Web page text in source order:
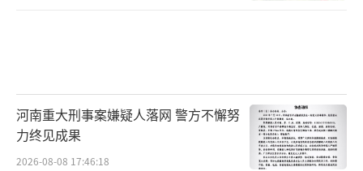
河南重大刑事案嫌疑人落网 警方不懈努
力终见成果
2026-08-08 17:46:18